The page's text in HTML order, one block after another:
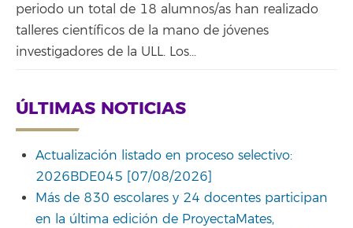
periodo un total de 18 alumnos/as han realizado
talleres científicos de la mano de jóvenes
investigadores de la ULL. Los...
ÚLTIMAS NOTICIAS
Actualización listado en proceso selectivo:
2026BDE045 [07/08/2026]
Más de 830 escolares y 24 docentes participan
en la última edición de ProyectaMates,